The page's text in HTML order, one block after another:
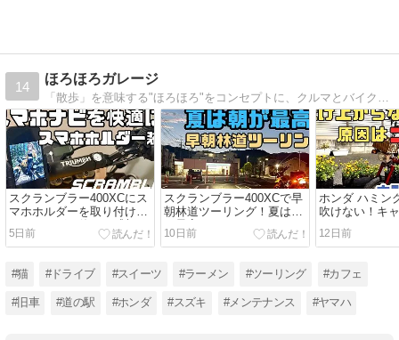
14
ほろほろガレージ
スクランブラー400XCにス
マホホルダーを取り付け！
ツーリングで使った感想
5日前
スクランブラー400XCで早
朝林道ツーリング！夏は朝
が最高だった
10日前
ホンダ ハミン
吹けない！キ
グでもなかっ
12日前
#猫 #ドライブ #スイーツ #ラーメン #ツーリング #カフェ
#旧車 #道の駅 #ホンダ #スズキ #メンテナンス #ヤマハ